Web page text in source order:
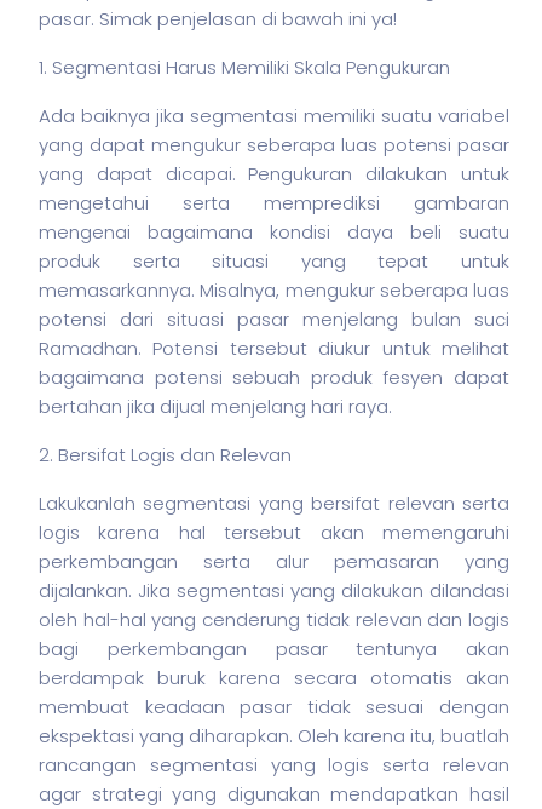
pasar. Simak penjelasan di bawah ini ya!
1. Segmentasi Harus Memiliki Skala Pengukuran
Ada baiknya jika segmentasi memiliki suatu variabel
yang dapat mengukur seberapa luas potensi pasar
yang dapat dicapai. Pengukuran dilakukan untuk
mengetahui serta memprediksi gambaran
mengenai bagaimana kondisi daya beli suatu
produk serta situasi yang tepat untuk
memasarkannya. Misalnya, mengukur seberapa luas
potensi dari situasi pasar menjelang bulan suci
Ramadhan. Potensi tersebut diukur untuk melihat
bagaimana potensi sebuah produk fesyen dapat
bertahan jika dijual menjelang hari raya.
2. Bersifat Logis dan Relevan
Lakukanlah segmentasi yang bersifat relevan serta
logis karena hal tersebut akan memengaruhi
perkembangan serta alur pemasaran yang
dijalankan. Jika segmentasi yang dilakukan dilandasi
oleh hal-hal yang cenderung tidak relevan dan logis
bagi perkembangan pasar tentunya akan
berdampak buruk karena secara otomatis akan
membuat keadaan pasar tidak sesuai dengan
ekspektasi yang diharapkan. Oleh karena itu, buatlah
rancangan segmentasi yang logis serta relevan
agar strategi yang digunakan mendapatkan hasil